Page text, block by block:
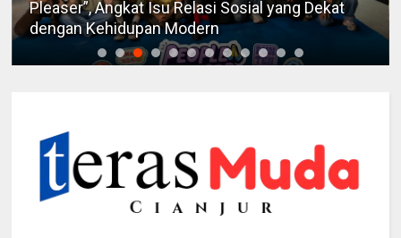
Pleaser”, Angkat Isu Relasi Sosial yang Dekat
dengan Kehidupan Modern